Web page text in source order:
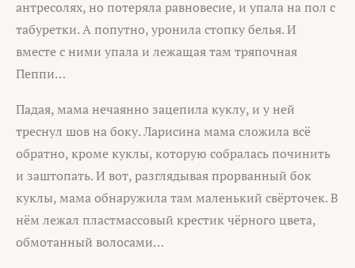
антресолях, но потеряла равновесие, и упала на пол с
табуретки. А попутно, уронила стопку белья. И
вместе с ними упала и лежащая там тряпочная
Пеппи…
Падая, мама нечаянно зацепила куклу, и у ней
треснул шов на боку. Ларисина мама сложила всё
обратно, кроме куклы, которую собралась починить
и заштопать. И вот, разглядывая прорванный бок
куклы, мама обнаружила там маленький свёрточек. В
нём лежал пластмассовый крестик чёрного цвета,
обмотанный волосами…